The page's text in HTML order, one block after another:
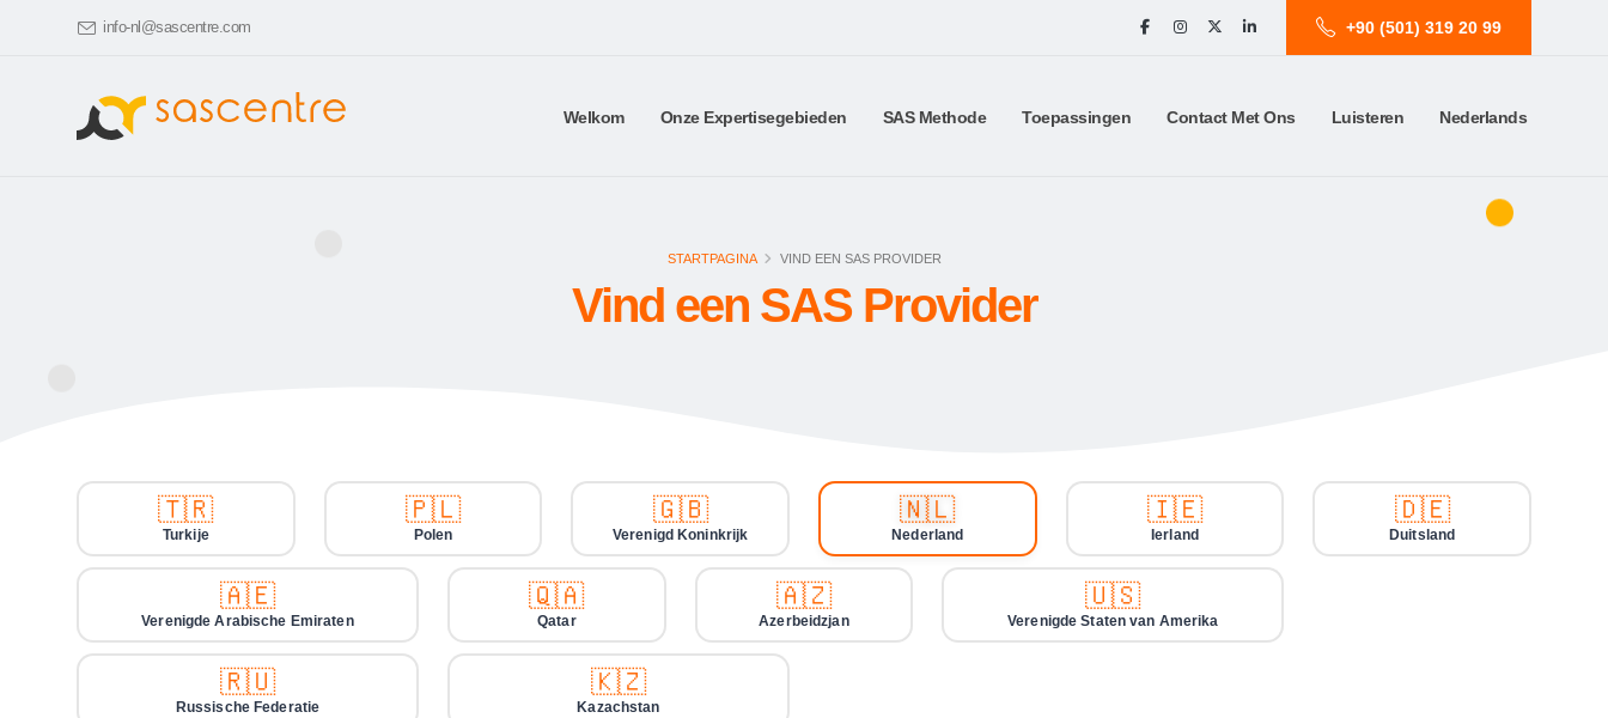
info-nl@sascentre.com +90 (501) 319 20 99
Welkom Onze Expertisegebieden SAS Methode Toepassingen Contact Met Ons Luisteren Nederlands
STARTPAGINA VIND EEN SAS PROVIDER
Vind een SAS Provider
🇹🇷
Turkije
🇵🇱
Polen
🇬🇧
Verenigd Koninkrijk
🇳🇱
Nederland
🇮🇪
Ierland
🇩🇪
Duitsland
🇦🇪
Verenigde Arabische Emiraten
🇶🇦
Qatar
🇦🇿
Azerbeidzjan
🇺🇸
Verenigde Staten van Amerika
🇷🇺
Russische Federatie
🇰🇿
Kazachstan